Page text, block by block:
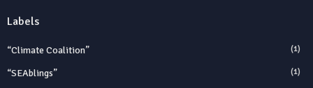
Labels
“Climate Coalition” (1)
“SEAblings” (1)